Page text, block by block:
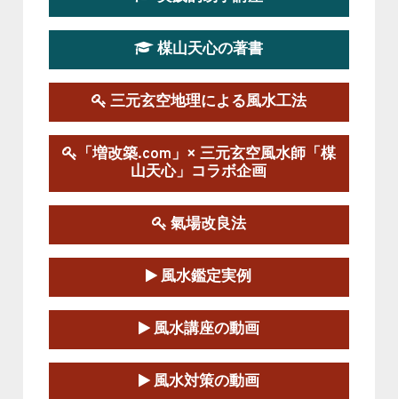
第１９期立命塾実践的風水学講座
この講座の募集は終了しました。
陰宅三元玄空風水講座
2025-06-07～2025-06-08
この講座の募集は終了しました。
第１８期立命塾『実践的易学講座』
2025-06-21～2025-08-24
この講座の募集は終了しました。
第１８期立命塾「実践的四柱立命学（四
柱推命学）講座」
2025-01-11～2025-05-11
この講座の募集は終了しました。
楳山天心の著書
三元玄空地理による風水工法
「増改築.com」× 三元玄空風水師「楳
山天心」コラボ企画
氣場改良法
風水鑑定実例
風水講座の動画
風水対策の動画